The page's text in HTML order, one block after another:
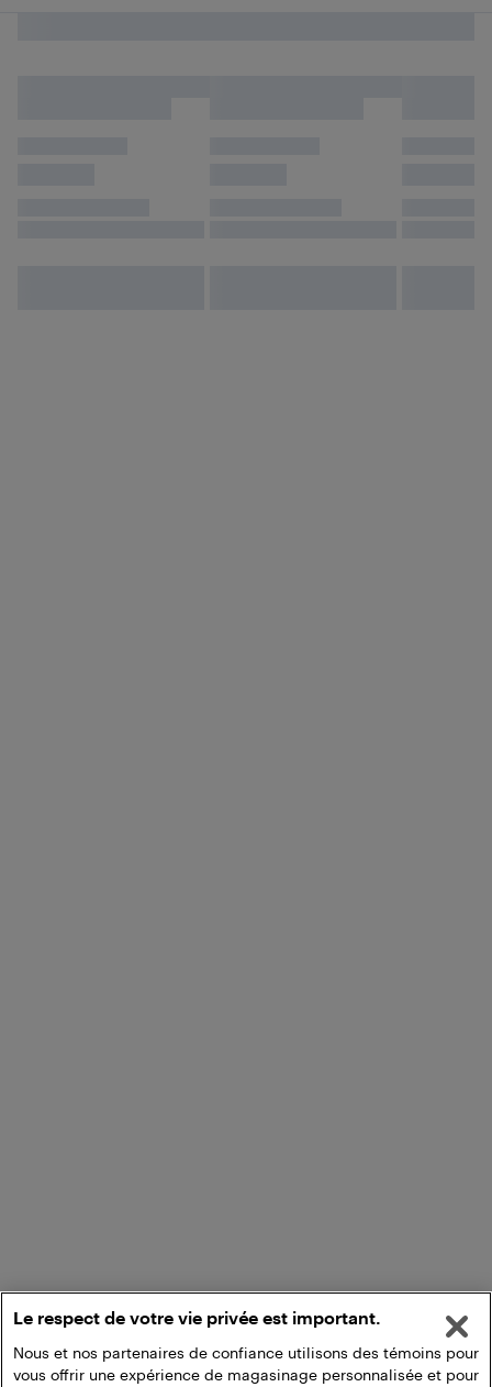
Le respect de votre vie privée est important.
Nous et nos partenaires de confiance utilisons des témoins pour
vous offrir une expérience de magasinage personnalisée et pour